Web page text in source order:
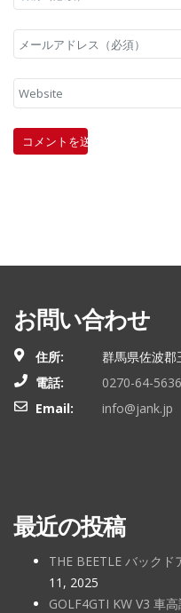
お問い合わせ
住所:
群馬県佐波
電話:
0270-64-5636
Email:
info@jank.jp
最近の投稿
THE BEETLE バック
11, 2025
GOLF4GTI KW V3 車